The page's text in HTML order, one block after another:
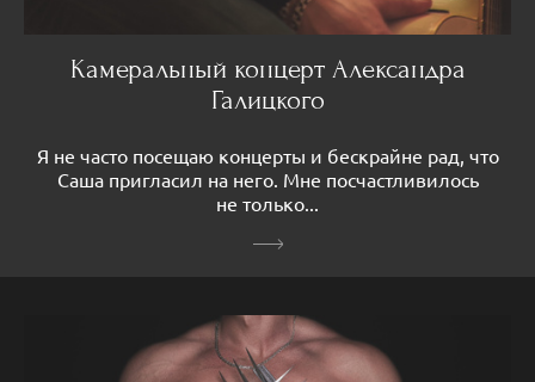
Камеральный концерт Александра
Галицкого
Я не часто посещаю концерты и бескрайне рад, что
Саша пригласил на него. Мне посчастливилось
не только...